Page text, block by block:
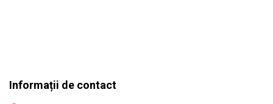
Informații de contact